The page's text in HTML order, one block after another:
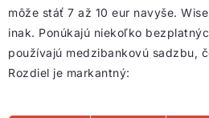
môže stáť 7 až 10 eur navyše.
inak. Ponúkajú niekoľko
používajú medzibankovú sadzbu,
Rozdiel je markantný: